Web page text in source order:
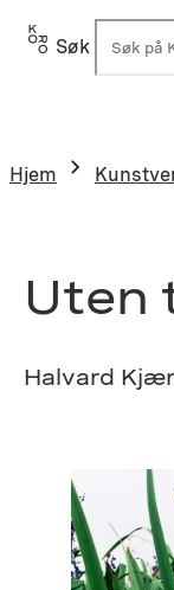
Hopp
Søk
Hjem
Uten
Halvard